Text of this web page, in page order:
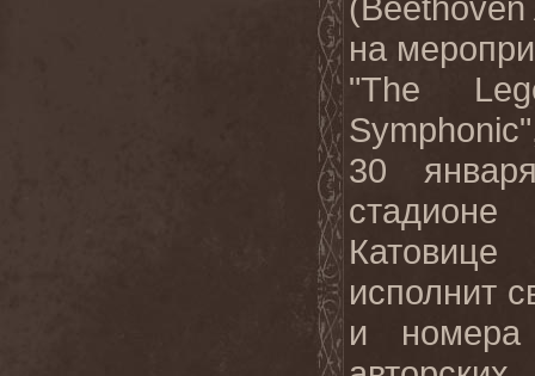
на
"The
30
стадионе
Катовице
исполнит
и